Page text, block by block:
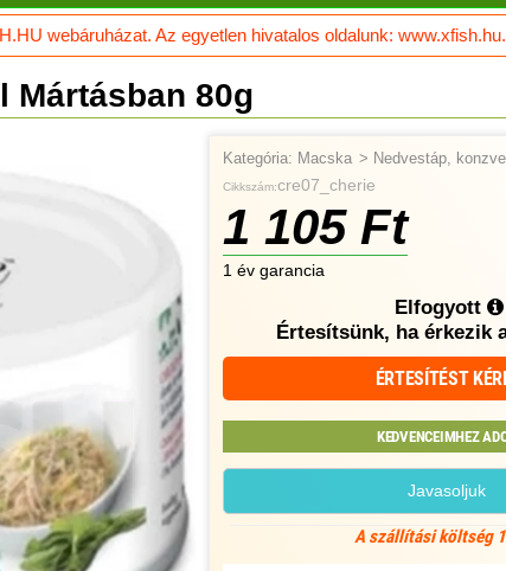
webáruházat. Az egyetlen hivatalos oldalunk:
Mártásban 80g
Kategória: Macska > Nedvestáp,
Cikkszám:cre07_cherie
1 105 Ft
1 év garancia
Elfogyott
Értesítsünk, ha érkezik
ÉRTESÍTÉST
KEDVENCEIMHEZ
Javasoljuk
A szállítási költség